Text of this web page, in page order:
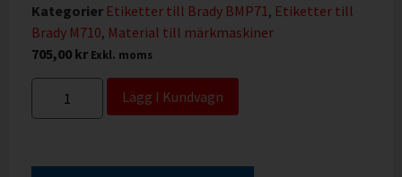
Kategorier Etiketter till Brady BMP71, Etiketter till
Brady M710, Material till märkmaskiner
705,00 kr Exkl. moms
Lägg I Kundvagn